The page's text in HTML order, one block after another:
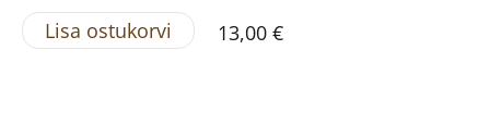
Lisa ostukorvi 13,00 €